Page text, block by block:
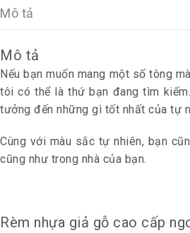
Mô tả
Mô tả
Nếu bạn muốn mang một số tông
tôi có thể là thứ bạn đang tìm
tưởng đến những gì tốt nhất của tự
Cùng với màu sắc tự nhiên, bạn
cũng như trong nhà của bạn.
Rèm nhựa giả gỗ cao cấp